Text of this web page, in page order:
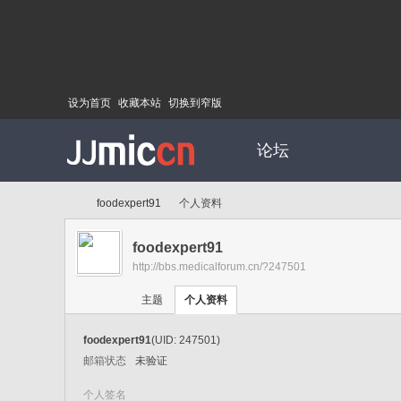
设为首页 收藏本站 切换到窄版
论坛
›
foodexpert91 个人资料
foodexpert91
http://bbs.medicalforum.cn/?247501
主题 个人资料
foodexpert91(UID: 247501)
邮箱状态
未验证
个人签名